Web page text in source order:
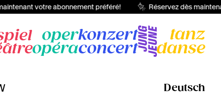
votre abonnement préféré! Réservez dès
Deutsch